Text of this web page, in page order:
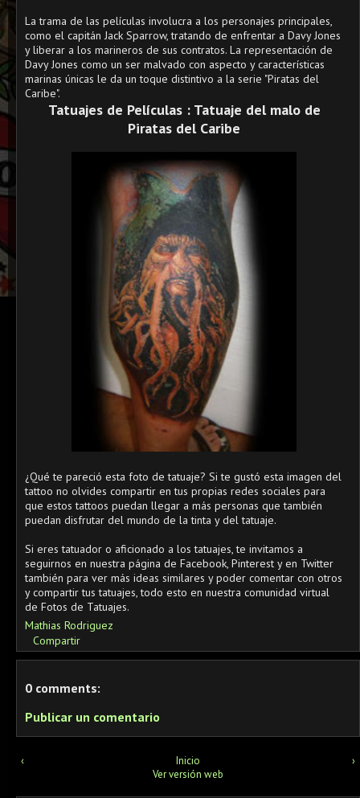
La trama de las películas involucra a los personajes principales,
como el capitán Jack Sparrow, tratando de enfrentar a Davy Jones
y liberar a los marineros de sus contratos. La representación de
Davy Jones como un ser malvado con aspecto y características
marinas únicas le da un toque distintivo a la serie "Piratas del
Caribe".
Tatuajes de Películas : Tatuaje del malo de
Piratas del Caribe
¿Qué te pareció esta foto de tatuaje? Si te gustó esta imagen del
tattoo no olvides compartir en tus propias redes sociales para
que estos tattoos puedan llegar a más personas que también
puedan disfrutar del mundo de la tinta y del tatuaje.
Si eres tatuador o aficionado a los tatuajes, te invitamos a
seguirnos en nuestra página de Facebook, Pinterest y en Twitter
también para ver más ideas similares y poder comentar con otros
y compartir tus tatuajes, todo esto en nuestra comunidad virtual
de Fotos de Tatuajes.
Mathias Rodriguez
Compartir
0 comments:
Publicar un comentario
‹ ›
Inicio
Ver versión web